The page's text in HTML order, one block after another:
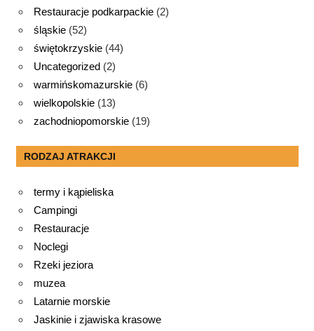
Restauracje podkarpackie (2)
śląskie (52)
świętokrzyskie (44)
Uncategorized (2)
warmińskomazurskie (6)
wielkopolskie (13)
zachodniopomorskie (19)
RODZAJ ATRAKCJI
termy i kąpieliska
Campingi
Restauracje
Noclegi
Rzeki jeziora
muzea
Latarnie morskie
Jaskinie i zjawiska krasowe